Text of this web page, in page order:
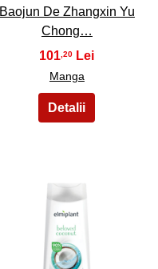
Baojun De Zhangxin Yu
Chong…
101 ,20
Manga
10